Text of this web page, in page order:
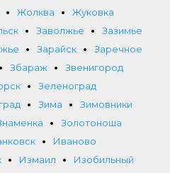
Жолква
Жуковка
Заволжье
Зазимье
Зарайск
Заречное
Збараж
Звенигород
Зеленоград
Зима
Зимовники
Золотоноша
Иваново
Измаил
Изобильный